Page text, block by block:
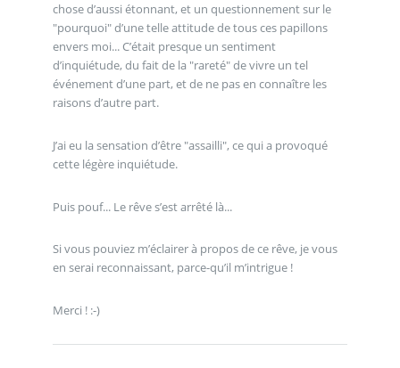
chose d’aussi étonnant, et un questionnement sur le
"pourquoi" d’une telle attitude de tous ces papillons
envers moi... C’était presque un sentiment
d’inquiétude, du fait de la "rareté" de vivre un tel
événement d’une part, et de ne pas en connaître les
raisons d’autre part.
J’ai eu la sensation d’être "assailli", ce qui a provoqué
cette légère inquiétude.
Puis pouf... Le rêve s’est arrêté là...
Si vous pouviez m’éclairer à propos de ce rêve, je vous
en serai reconnaissant, parce-qu’il m’intrigue !
Merci ! :-)